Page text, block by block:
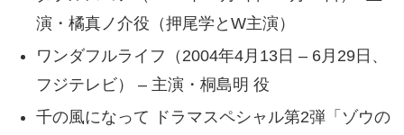
演・橘真ノ介役（押尾学とW主演）
ワンダフルライフ（2004年4月13日 – 6月29日、
フジテレビ） – 主演・桐島明 役
千の風になって ドラマスペシャル第2弾「ゾウの